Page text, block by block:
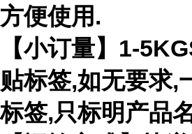
方便使用.
【小订量】1-
贴标签,如无要求,
标签,只标明产品